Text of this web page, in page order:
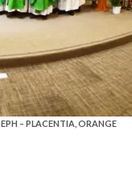
– PLACENTIA, ORANGE